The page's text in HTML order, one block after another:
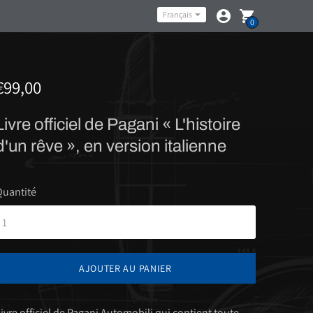
Langue
Français
0
officiel de Pagani « L'histoire
rêve », en version italienne
AJOUTER AU PANIER